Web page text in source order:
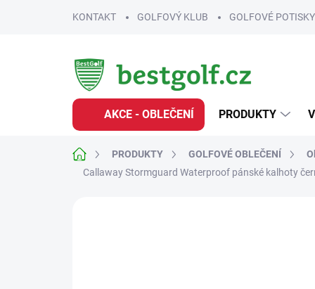
KONTAKT GOLFOVÝ KLUB GOLFOVÉ POTISKY
AKCE - OBLEČENÍ PRODUKTY
Domů PRODUKTY GOLFOVÉ OBLEČENÍ
Callaway Stormguard Waterproof pánské kalhoty